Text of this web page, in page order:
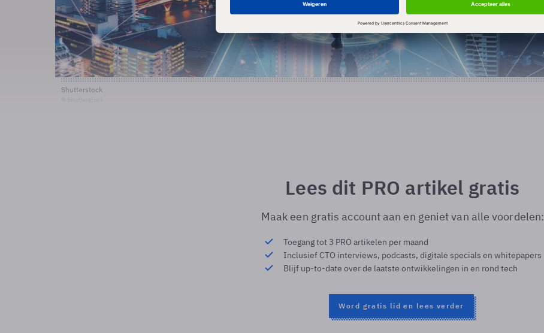
Shutterstock
Lees dit PRO artikel gratis
Maak een gratis account aan en geniet van alle voordelen:
Toegang tot 3 PRO artikelen per maand
Inclusief CTO interviews, podcasts, digitale specials en whitepapers
Blijf up-to-date over de laatste ontwikkelingen in en rond tech
Word gratis lid en lees verder